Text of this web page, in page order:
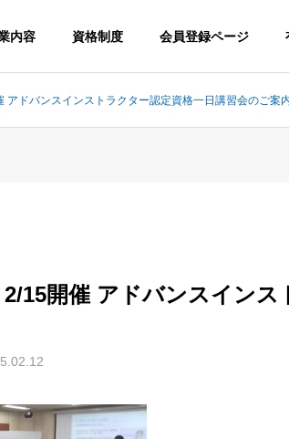
内容 資格制度 会員登録ページ
アドバンスインストラクター認定資格一日講習会のご案
2/15開催 アドバンスイン